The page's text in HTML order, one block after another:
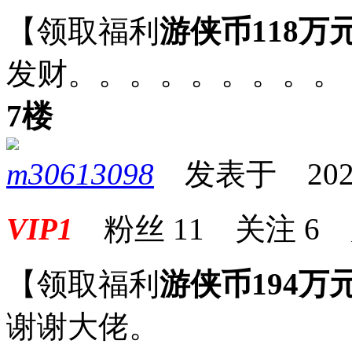
【领取福利 游侠币118万
发财。。。。。。。。。
7楼
m30613098 发表于
VIP1 粉丝 11 关注 6
【领取福利 游侠币194万
谢谢大佬。